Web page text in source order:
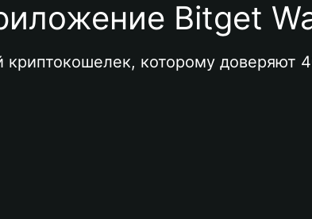
Bitget
которому доверяют